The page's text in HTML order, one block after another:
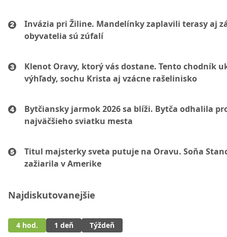
Invázia pri Žiline. Mandelínky zaplavili terasy aj
obyvatelia sú zúfalí
Klenot Oravy, ktorý vás dostane. Tento chodník
výhľady, sochu Krista aj vzácne rašelinisko
Bytčiansky jarmok 2026 sa blíži. Bytča odhalila
najväčšieho sviatku mesta
Titul majsterky sveta putuje na Oravu. Soňa
zažiarila v Amerike
Najdiskutovanejšie
4 hod. 1 deň Týždeň